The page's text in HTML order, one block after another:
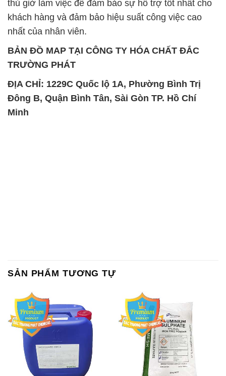
thủ giờ làm việc để đảm bảo sự hỗ trợ tốt nhất cho
khách hàng và đảm bảo hiệu suất công việc cao
nhất của nhân viên.
BẢN ĐỒ MAP TẠI CÔNG TY HÓA CHẤT ĐẮC
TRƯỜNG PHÁT
ĐỊA CHỈ: 1229C Quốc lộ 1A, Phường Bình Trị
Đông B, Quận Bình Tân, Sài Gòn TP. Hồ Chí
Minh
SẢN PHẨM TƯƠNG TỰ